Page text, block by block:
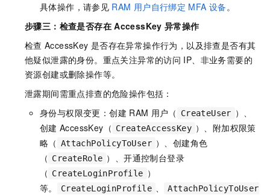
"ecs:DeregisterManagedInstance"
"ecs:ReleaseDedicatedHost"
"Resource"
"*"
},
{
"Effect": "Deny",
"rds:DeleteAccount",
"rds:DeleteDatabase",
"rds:DeleteDBInstance",
"rds:DestroyDBInstance"
],
"Resource":
"*"
具体操作，请参见 RAM 用户自行绑定 MFA 设备。
步骤三：检查是否存在 AccessKey 异常操作
检查 AccessKey 是否存在异常操作行为，以及排查是否有其
他疑似泄露的身份。重点关注异常的访问 IP、非业务需要的
资源创建或删除操作等。
泄露期间需重点排查的危险操作包括：
身份与权限变更：创建 RAM 用户（ CreateUser ）、
创建 AccessKey（ CreateAccessKey ）、附加权限策
略（ AttachPolicyToUser ）、创建角色
（ CreateRole ）、开通控制台登录
（ CreateLoginProfile ）
等。
CreateLoginProfile 、 AttachPolicyToUser